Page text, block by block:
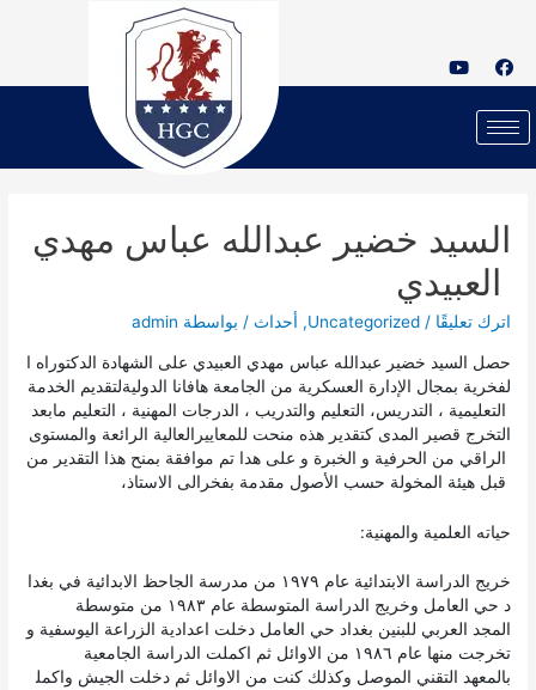
السيد خضير عبدالله عباس مهدي
العبيدي
اترك تعليقًا /
Uncategorized
,أحداث/ بواسطة admin
حصل السيد خضير عبدالله عباس مهدي العبيدي على الشهادة الدكتوراه ا
لفخرية بمجال الإدارة العسكرية من الجامعة هافانا الدوليةلتقديم الخدمة
التعليمية ، التدريس، التعليم والتدريب ، الدرجات المهنية ، التعليم مابعد
التخرج قصير المدى كتقدير هذه منحت للمعاييرالعالية الرائعة والمستوى
الراقي من الحرفية و الخبرة و على هدا تم موافقة بمنح هذا التقدير من
قبل هيئة المخولة حسب الأصول مقدمة بفخرالى الاستاذ،
حياته العلمية والمهنية:
خريج الدراسة الابتدائية عام ١٩٧٩ من مدرسة الجاحظ الابدائية في بغدا
د حي العامل وخريج الدراسة المتوسطة عام ١٩٨٣ من متوسطة
المجد العربي للبنين بغداد حي العامل دخلت اعدادية الزراعة اليوسفية و
تخرجت منها عام ١٩٨٦ من الاوائل ثم اكملت الدراسة الجامعية
بالمعهد التقني الموصل وكذلك كنت من الاوائل ثم دخلت الجيش واكمل